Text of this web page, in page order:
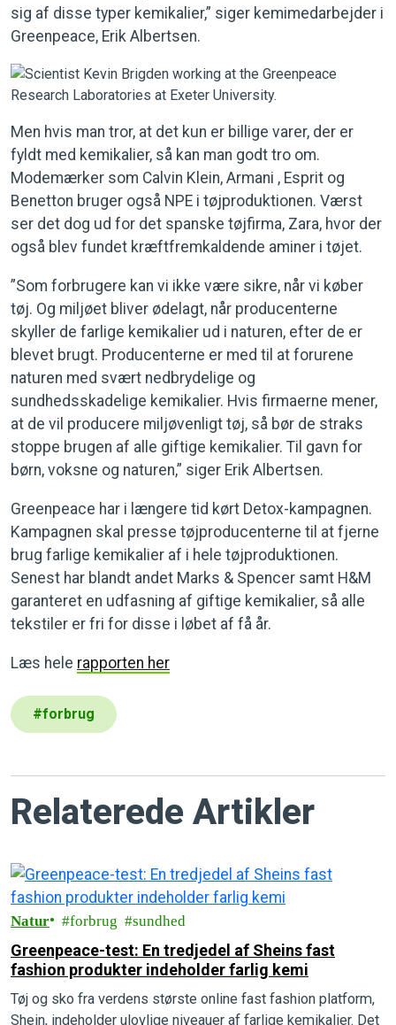
sig af disse typer kemikalier,” siger kemimedarbejder i
Greenpeace, Erik Albertsen.
Men hvis man tror, at det kun er billige varer, der er
fyldt med kemikalier, så kan man godt tro om.
Modemærker som Calvin Klein, Armani , Esprit og
Benetton bruger også NPE i tøjproduktionen. Værst
ser det dog ud for det spanske tøjfirma, Zara, hvor der
også blev fundet kræftfremkaldende aminer i tøjet.
”Som forbrugere kan vi ikke være sikre, når vi køber
tøj. Og miljøet bliver ødelagt, når producenterne
skyller de farlige kemikalier ud i naturen, efter de er
blevet brugt. Producenterne er med til at forurene
naturen med svært nedbrydelige og
sundhedsskadelige kemikalier. Hvis firmaerne mener,
at de vil producere miljøvenligt tøj, så bør de straks
stoppe brugen af alle giftige kemikalier. Til gavn for
børn, voksne og naturen,” siger Erik Albertsen.
Greenpeace har i længere tid kørt Detox-kampagnen.
Kampagnen skal presse tøjproducenterne til at fjerne
brug farlige kemikalier af i hele tøjproduktionen.
Senest har blandt andet Marks & Spencer samt H&M
garanteret en udfasning af giftige kemikalier, så alle
tekstiler er fri for disse i løbet af få år.
Læs hele rapporten her
#forbrug
Relaterede Artikler
Natur forbrug sundhed
Greenpeace-test: En tredjedel af Sheins fast
fashion produkter indeholder farlig kemi
Tøj og sko fra verdens største online fast fashion platform,
Shein, indeholder ulovlige niveauer af farlige kemikalier. Det